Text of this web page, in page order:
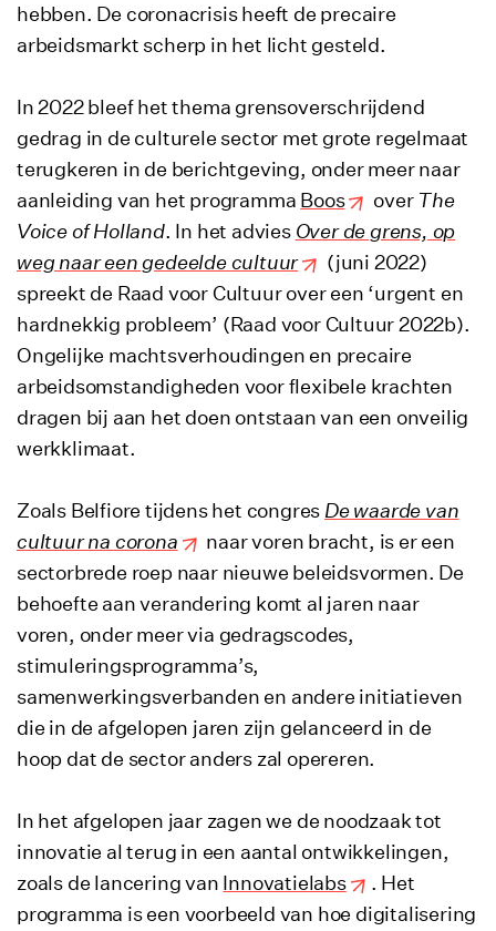
hebben. De coronacrisis heeft de precaire
arbeidsmarkt scherp in het licht gesteld.
In 2022 bleef het thema grensoverschrijdend
gedrag in de culturele sector met grote regelmaat
terugkeren in de berichtgeving, onder meer naar
aanleiding van het programma Boos over The
Voice of Holland. In het advies Over de grens, op
weg naar een gedeelde cultuur
(juni 2022)
spreekt de Raad voor Cultuur over een ‘urgent en
hardnekkig probleem’ (Raad voor Cultuur 2022b).
Ongelijke machtsverhoudingen en precaire
arbeidsomstandigheden voor flexibele krachten
dragen bij aan het doen ontstaan van een onveilig
werkklimaat.
Zoals Belfiore tijdens het congres De waarde van
cultuur na corona
naar voren bracht, is er een
sectorbrede roep naar nieuwe beleidsvormen. De
behoefte aan verandering komt al jaren naar
voren, onder meer via gedragscodes,
stimuleringsprogramma’s,
samenwerkingsverbanden en andere initiatieven
die in de afgelopen jaren zijn gelanceerd in de
hoop dat de sector anders zal opereren.
In het afgelopen jaar zagen we de noodzaak tot
innovatie al terug in een aantal ontwikkelingen,
zoals de lancering van Innovatielabs
. Het
programma is een voorbeeld van hoe digitalisering